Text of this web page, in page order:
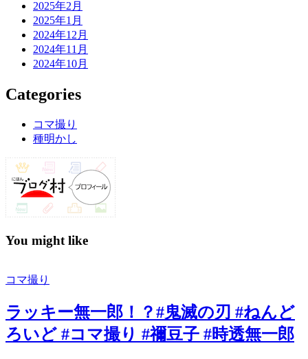
2025年2月
2025年1月
2024年12月
2024年11月
2024年10月
Categories
コマ撮り
種明かし
You might like
コマ撮り
ラッキー無一郎！？#鬼滅の刃 #ねんど
ろいど #コマ撮り #禰豆子 #時透無一郎